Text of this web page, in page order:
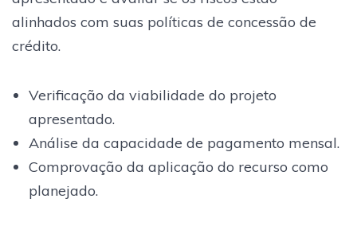
alinhados com suas políticas de concessão de
crédito.
Verificação da viabilidade do projeto
apresentado.
Análise da capacidade de pagamento mensal.
Comprovação da aplicação do recurso como
planejado.